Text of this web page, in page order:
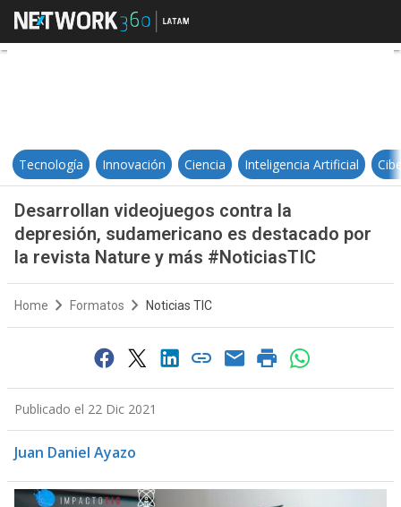
Desarrollan videojuegos contra
Tecnología Innovación Ciencia Inteligencia Artificial
Desarrollan videojuegos contra la
depresión, sudamericano es destacado por
la revista Nature y más #NoticiasTIC
Home Formatos Noticias TIC
Publicado el 22 Dic 2021
Juan Daniel Ayazo